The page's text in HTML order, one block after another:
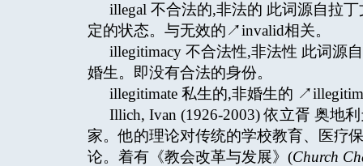
illegal 不合法的,非法的 此词源自拉
定的状态。与无效的↗invalid相关。
illegitimacy 不合法性,非法性 此词源
婚生。即没有合法的身份。
illegitimate 私生的,非婚生的
Illich, Ivan (1926-2003) 依立胥 奥地
家。他的理论对传统的学校教育、医疗
论。着有《教会改革与发展》(Church